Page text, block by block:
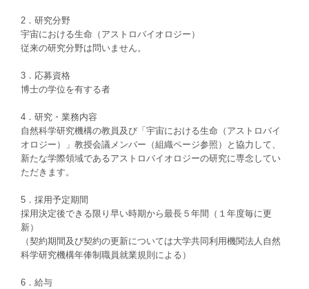
2．研究分野
宇宙における生命（アストロバイオロジー）
従来の研究分野は問いません。
3．応募資格
博士の学位を有する者
4．研究・業務内容
自然科学研究機構の教員及び「宇宙における生命（アストロバイ
オロジー）」教授会議メンバー（組織ページ参照）と協力して、
新たな学際領域であるアストロバイオロジーの研究に専念してい
ただきます。
5．採用予定期間
採用決定後できる限り早い時期から最長５年間（１年度毎に更
新）
（契約期間及び契約の更新については大学共同利用機関法人自然
科学研究機構年俸制職員就業規則による）
6．給与